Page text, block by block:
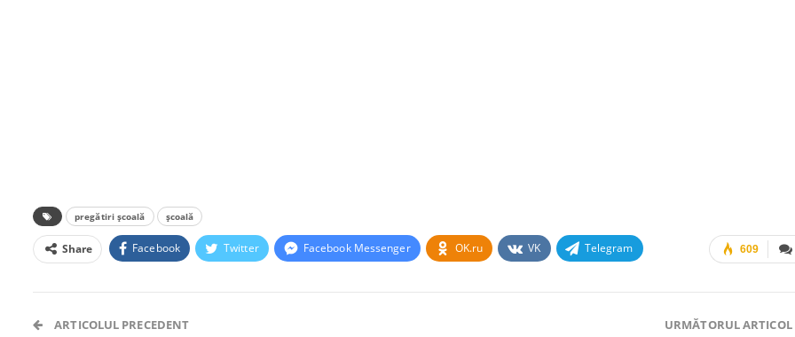
pregătiri școală școală
609
Share Facebook Twitter Facebook Messenger OK.ru VK Telegram
ARTICOLUL PRECEDENT URMĂTORUL ARTICOL